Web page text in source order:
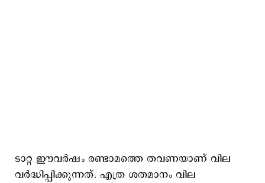
ടാറ്റ ഈവര്‍ഷം രണ്ടാമത്തെ തവണയാണ് വില
വർദ്ധിപ്പിക്കുന്നത്. എത്ര ശതമാനം വില